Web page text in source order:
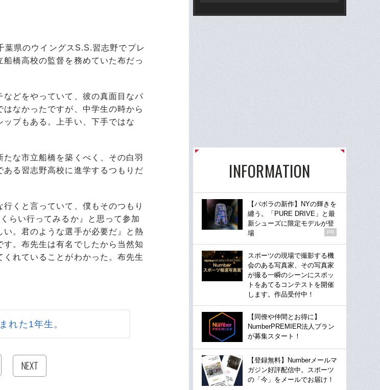
県のウイングスS.S.習志野でプレ
橋高校の監督を務めていた布だっ
などをやっていて、彼の真面目なパ
なかったですが、中学生の時から
プもある。上手い、下手ではな
な市立船橋を築くべく、その白羽
る習志野高校に進学するつもりだ
くと言っていて、僕もそのつもり
らい行ってみるか』と思って参加
。君のような選手が必要だ』と熱
。布先生は有名でしたから当然知
れていることがわかった。布先生
れた1年生。
NEXT
INFORMATION
【バボラの新作】NYの輝きを
纏う。「PURE DRIVE」と最
新シューズに限定モデルが登
場
PR
スポーツの現場で撮影する機
会のある写真家、その写真家
が撮る一瞬のシーンにスポッ
トをあてるコンテストを開催
します。作品受付中！
【同僚や仲間とお得に】
NumberPREMIER法人プラン
が募集スタート！
【登録無料】Numberメールマ
ガジン好評配信中。スポーツ
の「今」をメールでお届け！